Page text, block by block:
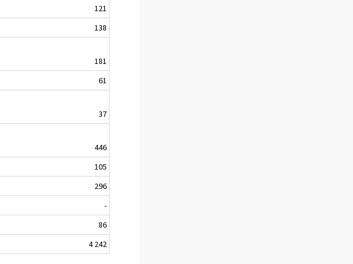
121
138
181
61
37
446
105
296
-
86
4 242